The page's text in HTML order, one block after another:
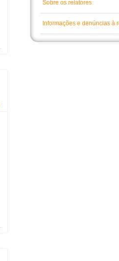
Sobre os relatores
Informações e denúncias à